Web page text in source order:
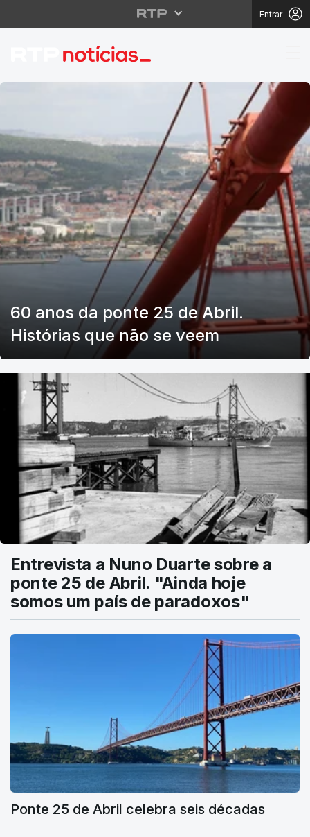
Entrar
RTP Notícias
60 anos da ponte 25 de Abril.
Histórias que não se veem
Entrevista a Nuno Duarte sobre a
ponte 25 de Abril. "Ainda hoje
somos um país de paradoxos"
Ponte 25 de Abril celebra seis décadas